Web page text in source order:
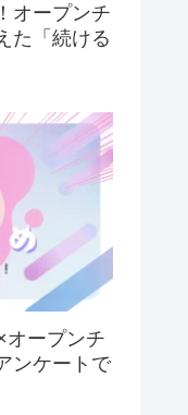
オープンチ
た「続ける
オープンチ
ンケートで